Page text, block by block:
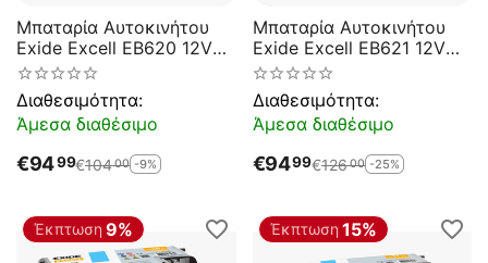
Μπαταρία Αυτοκινήτου
Exide Excell EB620 12V
62AH 540EN A-
Εκκίνησης
Διαθεσιμότητα:
Άμεσα διαθέσιμο
€9499€10400 -9%
Μπαταρία Αυτοκινήτου
Exide Excell EB621 12V
62AH 540EN A-
Εκκίνησης
Διαθεσιμότητα:
Άμεσα διαθέσιμο
€9499€12600 -25%
Έκπτωση 9% Έκπτωση 15%